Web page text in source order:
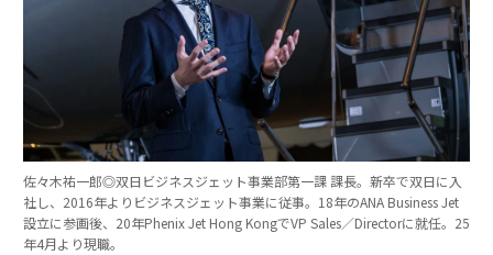
佐々木祐一郎◎双日ビジネスジェット事業部第一課 課長。新卒で双日に入
社し、2016年よりビジネスジェット事業に従事。18年のANA Business Jet
設立に参画後、20年Phenix Jet Hong KongでVP Sales／Directorに就任。25
年4月より現職。